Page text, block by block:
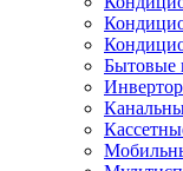
Бытовые